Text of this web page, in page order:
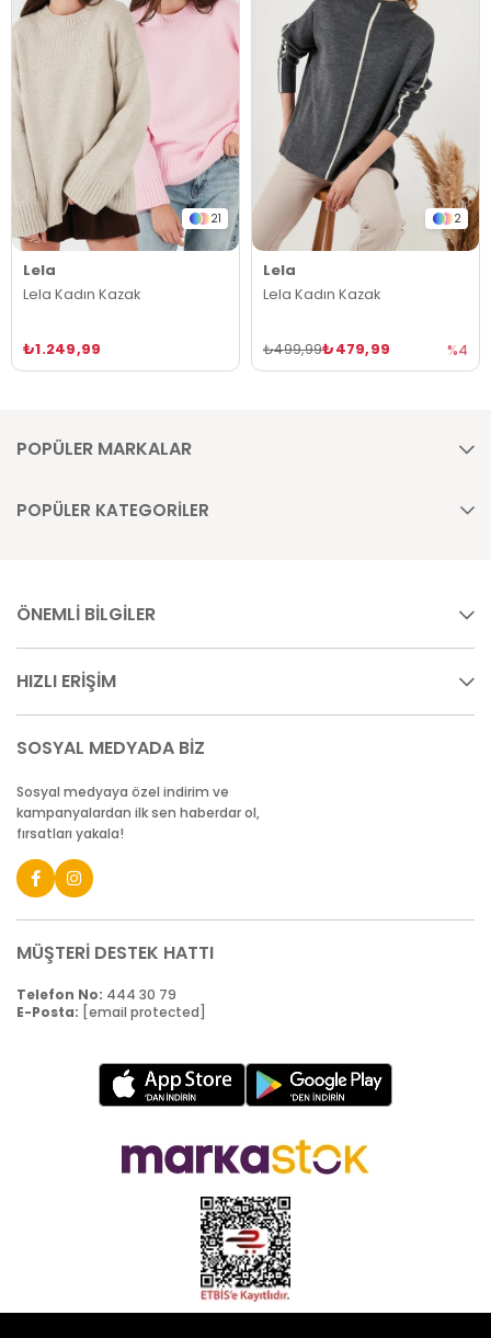
21
Lela
Lela Kadın Kazak
₺1.249,99
2
Lela
Lela Kadın Kazak
₺479,99
₺499,99 %4
POPÜLER MARKALAR
POPÜLER KATEGORİLER
ÖNEMLİ BİLGİLER
HIZLI ERİŞİM
SOSYAL MEDYADA BİZ
Sosyal medyaya özel indirim ve
kampanyalardan ilk sen haberdar ol,
fırsatları yakala!
MÜŞTERİ DESTEK HATTI
Telefon No: 444 30 79
E-Posta: [email protected]